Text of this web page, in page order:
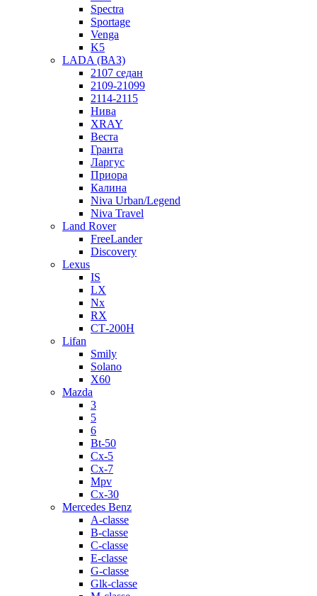
Spectra
Sportage
Venga
K5
LADA (ВАЗ)
2107 седан
2109-21099
2114-2115
Нива
XRAY
Веста
Гранта
Ларгус
Приора
Калина
Niva Urban/Legend
Niva Travel
Land Rover
FreeLander
Discovery
Lexus
IS
LX
Nx
RX
СТ-200H
Lifan
Smily
Solano
X60
Mazda
3
5
6
Bt-50
Cx-5
Cx-7
Mpv
Cx-30
Mercedes Benz
A-classe
B-classe
C-classe
E-classe
G-classe
Glk-classe